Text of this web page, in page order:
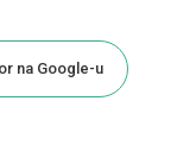
na Google-u